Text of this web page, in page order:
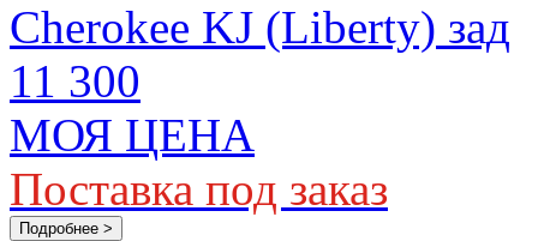
Cherokee KJ (Liberty) зад
11 300
МОЯ ЦЕНА
Поставка под заказ
Подробнее >